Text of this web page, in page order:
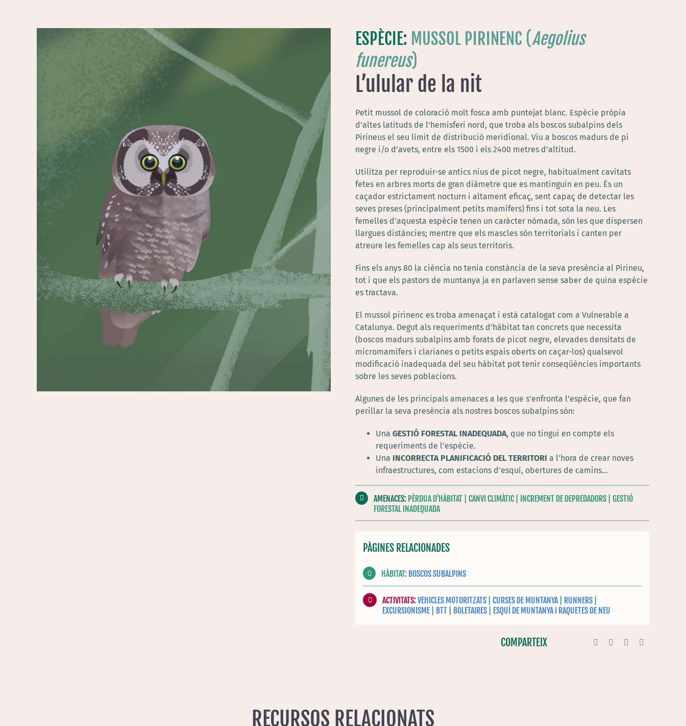
ESPÈCIE: MUSSOL PIRINENC (Aegolius
funereus)
L’ulular de la nit
Petit mussol de coloració molt fosca amb puntejat blanc. Espècie pròpia
d’altes latituds de l’hemisferi nord, que troba als boscos subalpins dels
Pirineus el seu límit de distribució meridional. Viu a boscos madurs de pi
negre i/o d’avets, entre els 1500 i els 2400 metres d’altitud.
Utilitza per reproduir-se antics nius de picot negre, habitualment cavitats
fetes en arbres morts de gran diàmetre que es mantinguin en peu. És un
caçador estrictament nocturn i altament eficaç, sent capaç de detectar les
seves preses (principalment petits mamífers) fins i tot sota la neu. Les
femelles d’aquesta espècie tenen un caràcter nòmada, són les que dispersen
llargues distàncies; mentre que els mascles són territorials i canten per
atreure les femelles cap als seus territoris.
Fins els anys 80 la ciència no tenia constància de la seva presència al Pirineu,
tot i que els pastors de muntanya ja en parlaven sense saber de quina espècie
es tractava.
El mussol pirinenc es troba amenaçat i està catalogat com a Vulnerable a
Catalunya. Degut als requeriments d’hàbitat tan concrets que necessita
(boscos madurs subalpins amb forats de picot negre, elevades densitats de
micromamífers i clarianes o petits espais oberts on caçar-los) qualsevol
modificació inadequada del seu hàbitat pot tenir conseqüències importants
sobre les seves poblacions.
Algunes de les principals amenaces a les que s’enfronta l’espècie, que fan
perillar la seva presència als nostres boscos subalpins són:
Una GESTIÓ FORESTAL INADEQUADA, que no tingui en compte els
requeriments de l’espècie.
Una INCORRECTA PLANIFICACIÓ DEL TERRITORI a l’hora de crear noves
infraestructures, com estacions d’esquí, obertures de camins…
AMENACES: PÈRDUA D'HÀBITAT | CANVI CLIMÀTIC | INCREMENT DE DEPREDADORS | GESTIÓ
FORESTAL INADEQUADA
PÀGINES RELACIONADES
HÀBITAT: BOSCOS SUBALPINS
ACTIVITATS: VEHICLES MOTORITZATS |CURSES DE MUNTANYA RUNNERS
EXCURSIONISME| BTT BOLETAIRES ESQUÍ DE MUNTANYA I RAQUETES DE NEU
COMPARTEIX
RECURSOS RELACIONATS